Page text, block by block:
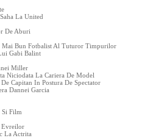
La United
De Aburi
Mai Bun Fotbalist Al Tuturor Timpurilor
Gabi Balint
Miller
Niciodata La Cariera De Model
Capitan In Postura De Spectator
Dannei Garcia
Si Film
Evreilor
La Actrita